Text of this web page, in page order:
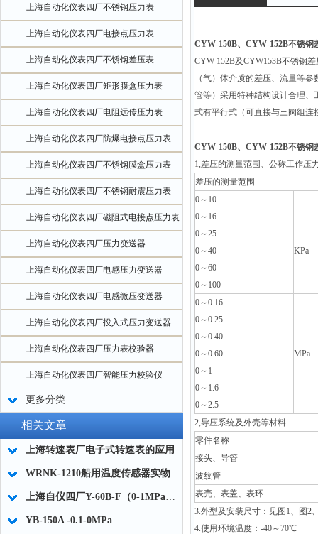
上海自动化仪表四厂不锈钢压力表
上海自动化仪表四厂电接点压力表
上海自动化仪表四厂不锈钢差压表
上海自动化仪表四厂矩形膜盒压力表
上海自动化仪表四厂电阻远传压力表
上海自动化仪表四厂防爆电接点压力表
上海自动化仪表四厂不锈钢膜盒压力表
上海自动化仪表四厂不锈钢耐震压力表
上海自动化仪表四厂磁阻式电接点压力表
上海自动化仪表四厂压力变送器
上海自动化仪表四厂电感压力变送器
上海自动化仪表四厂电感微压变送器
上海自动化仪表四厂投入式压力变送器
上海自动化仪表四厂压力表校验器
上海自动化仪表四厂智能压力校验仪
更多分类
相关文章
上海转速表厂电子式转速表的应用
WRNK-1210船用温度传感器实物图片及技术参数
上海自仪四厂Y-60B-F（0-1MPa）不锈钢压力表的量程范围
YB-150A -0.1-0MPa
CYW-150B、CYW-152B不锈钢
CYW-152B及CYW153B不锈钢
（气）体介质的差压、流量等
管等）采用特种结构设计合理
式有平行式（可直接与三阀组连
CYW-150B、CYW-152B不锈钢
1,差压的测量范围、公称工作压
差压的测量范围
0～10
0～16
0～25
0～40
0～60
0～100
KPa
0～0.16
0～0.25
0～0.40
0～0.60
0～1
0～1.6
0～2.5
MPa
2,导压系统及外壳等材料
零件名称
接头、导管
波纹管
表壳、表盖、表环
3.外型及安装尺寸：见图1、图2
4.使用环境温度：-40～70℃